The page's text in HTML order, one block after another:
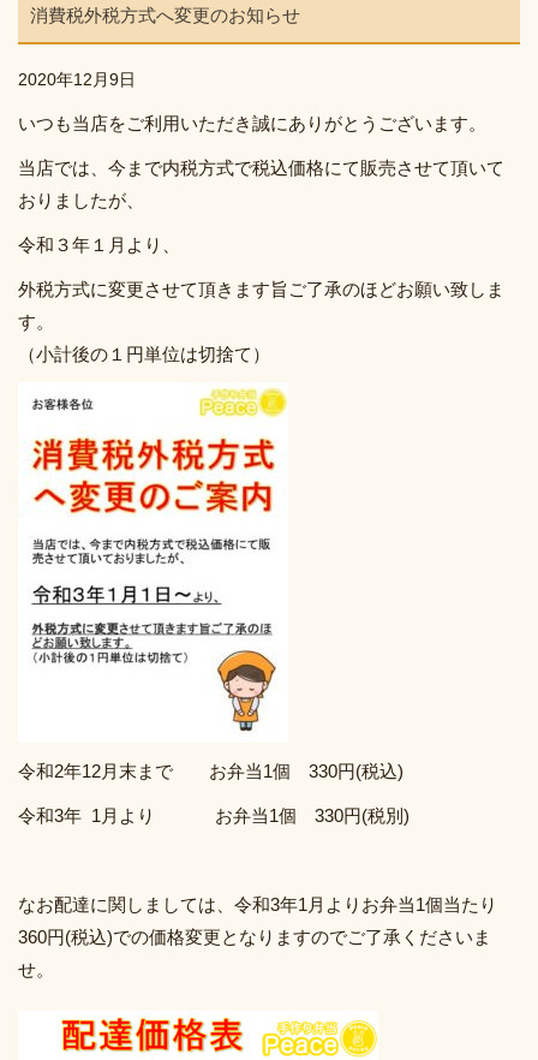
消費税外税方式へ変更のお知らせ
2020年12月9日
いつも当店をご利用いただき誠にありがとうございます。
当店では、今まで内税方式で税込価格にて販売させて頂いて
おりましたが、
令和３年１月より、
外税方式に変更させて頂きます旨ご了承のほどお願い致しま
す。
（小計後の１円単位は切捨て）
令和2年12月末まで お弁当1個 330円(税込)
令和3年 1月より お弁当1個 330円(税別)
なお配達に関しましては、令和3年1月よりお弁当1個当たり
360円(税込)での価格変更となりますのでご了承くださいま
せ。